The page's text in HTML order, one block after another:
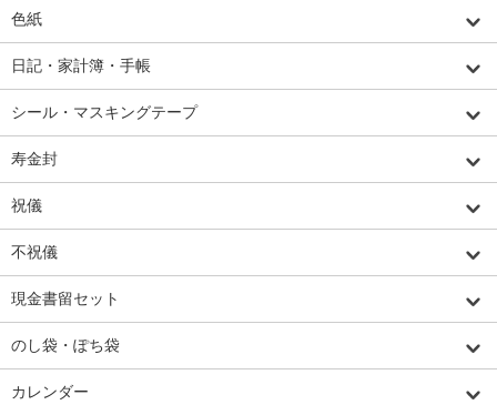
色紙
日記・家計簿・手帳
シール・マスキングテープ
寿金封
祝儀
不祝儀
現金書留セット
のし袋・ぽち袋
カレンダー